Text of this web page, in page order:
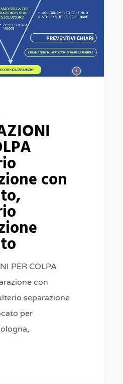
con
PER COLPA
con
separazione
per